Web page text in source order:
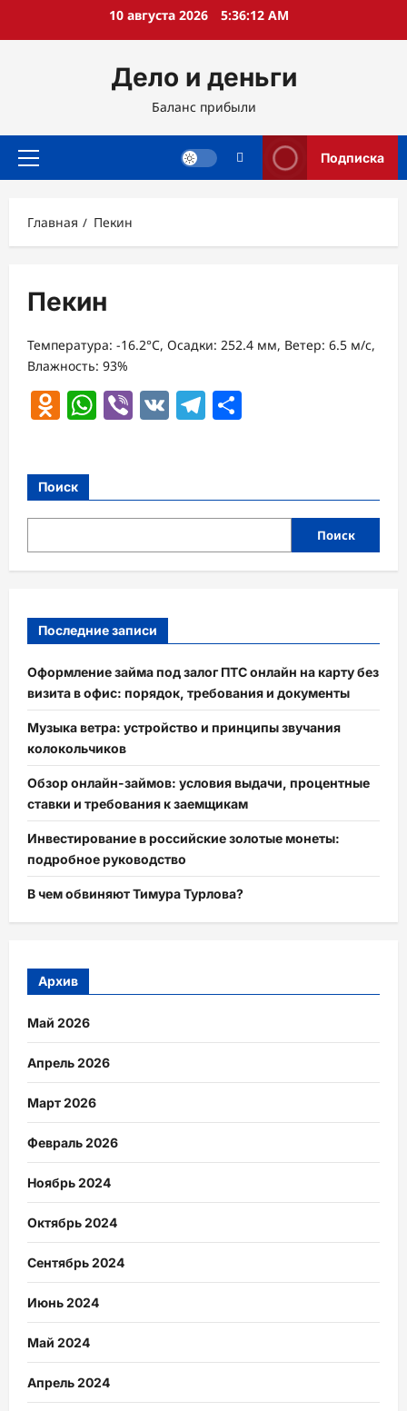
10 августа 2026 5:36:13 AM
Дело и деньги
Баланс прибыли
Основное
Подписка
Главная Пекин
Пекин
Температура: -16.2°C, Осадки: 252.4 мм, Ветер: 6.5 м/с,
Влажность: 93%
Odnoklassniki
WhatsApp
Viber
VK Telegram
Поиск
Поиск
Последние записи
Оформление займа под залог ПТС онлайн на карту без
визита в офис: порядок, требования и документы
Музыка ветра: устройство и принципы звучания
колокольчиков
Обзор онлайн-займов: условия выдачи, процентные
ставки и требования к заемщикам
Инвестирование в российские золотые монеты:
подробное руководство
В чем обвиняют Тимура Турлова?
Архив
Май 2026
Апрель 2026
Март 2026
Февраль 2026
Ноябрь 2024
Октябрь 2024
Сентябрь 2024
Июнь 2024
Май 2024
Апрель 2024